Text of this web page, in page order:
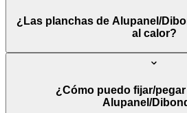
¿Las planchas de Alupanel/
al calor?
¿Cómo puedo fijar/
Alupanel/